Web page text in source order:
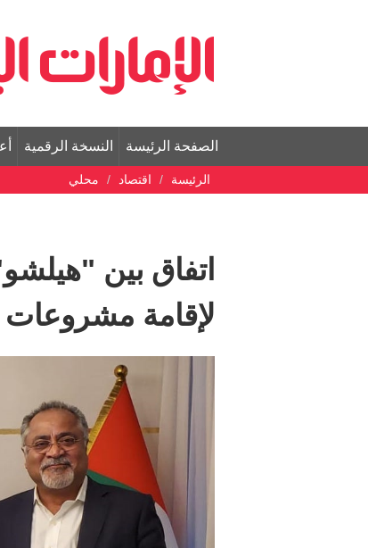
الصفحة الرئيسة النسخة الرقمية
الرئيسة اقتصاد محلي
اتفاق بين
لإقامة